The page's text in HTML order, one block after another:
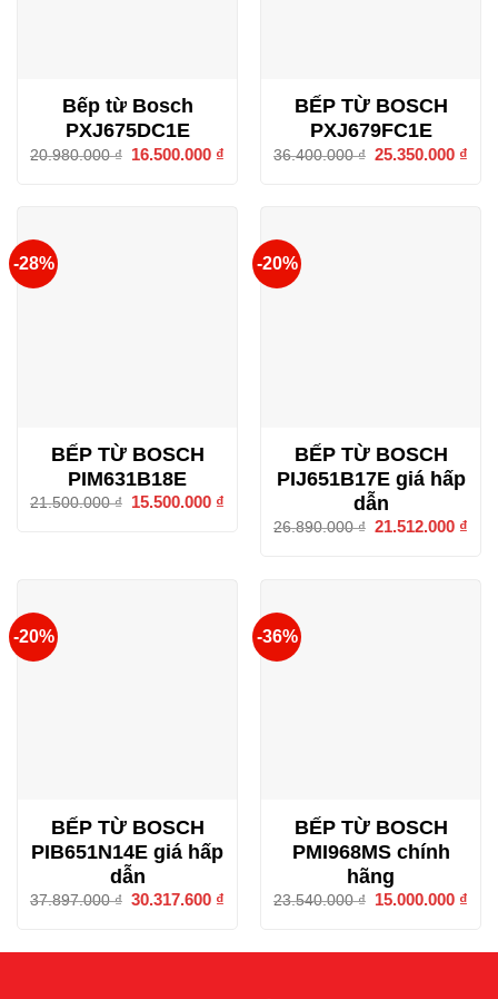
Bếp từ Bosch
PXJ675DC1E
20.980.000₫
Giá
16.500.000 ₫
16.500.000 ₫.
BẾP TỪ BOSCH
PXJ679FC1E
36.400.000₫ Giá
25.350.000 ₫
-28%
BẾP TỪ BOSCH
PIM631B18E
21.500.000₫
Giá
15.500.000 ₫
-20%
BẾP TỪ BOSCH
PIJ651B17E giá hấp
dẫn
26.890.000₫ Giá
21.512.000 ₫
-20%
BẾP TỪ BOSCH
PIB651N14E giá hấp
dẫn
37.897.000₫ Giá
30.317.600 ₫
30.317.600 ₫.
-36%
BẾP TỪ BOSCH
PMI968MS chính
hãng
23.540.000₫
Giá
15.000.000 ₫